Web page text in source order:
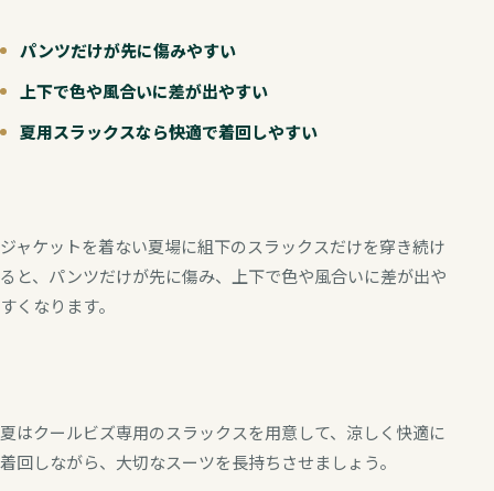
パンツだけが先に傷みやすい
上下で色や風合いに差が出やすい
夏用スラックスなら快適で着回しやすい
ジャケットを着ない夏場に組下のスラックスだけを穿き続け
ると、パンツだけが先に傷み、上下で色や風合いに差が出や
すくなります。
夏はクールビズ専用のスラックスを用意して、涼しく快適に
着回しながら、大切なスーツを長持ちさせましょう。